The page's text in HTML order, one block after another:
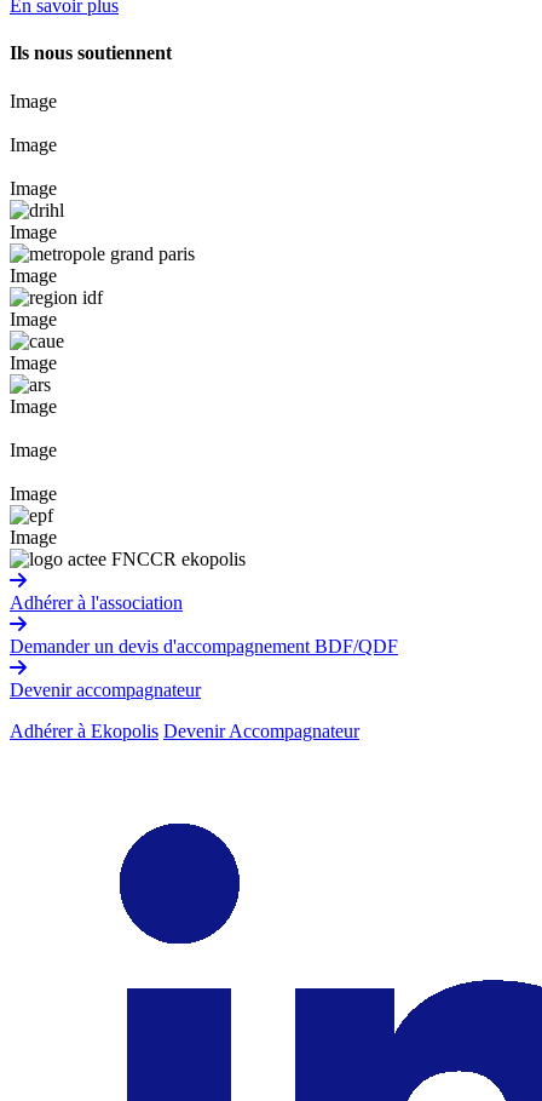
En savoir plus
Ils nous soutiennent
Image
Image
Image
Image
Image
Image
Image
Image
Image
Image
Image
Adhérer à l'association
Demander un devis d'accompagnement BDF/QDF
Devenir accompagnateur
Adhérer à Ekopolis Devenir Accompagnateur